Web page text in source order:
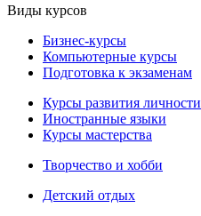
Виды курсов
Бизнес-курсы
Компьютерные курсы
Подготовка к экзаменам
Курсы развития личности
Иностранные языки
Курсы мастерства
Творчество и хобби
Детский отдых